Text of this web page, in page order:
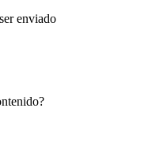
enviado